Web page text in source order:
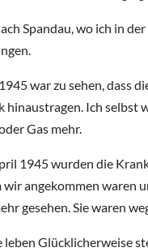
Spandau, wo ich in
war zu sehen, dass
hinaustragen. Ich selbst
Gas mehr.
1945 wurden die
wir angekommen waren
gesehen. Sie waren
leben Glücklicherweise